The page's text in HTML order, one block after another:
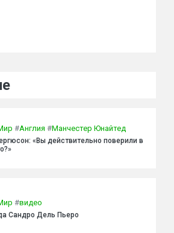
#Англия #Манчестер Юнайтед
«Вы действительно поверили в
#видео
Сандро Дель Пьеро